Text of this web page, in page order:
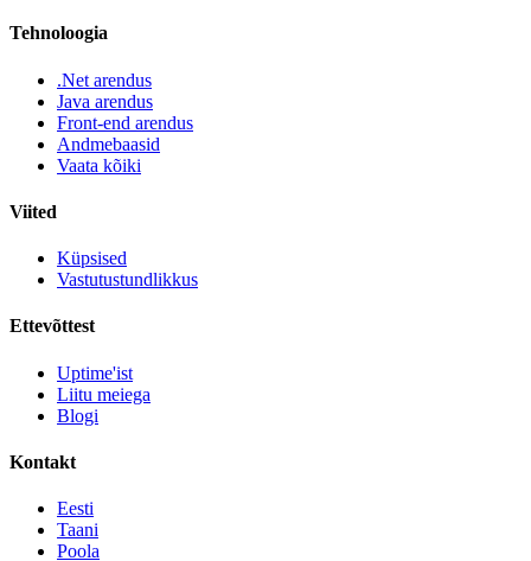
Tehnoloogia
.Net arendus
Java arendus
Front-end arendus
Andmebaasid
Vaata kõiki
Viited
Küpsised
Vastutustundlikkus
Ettevõttest
Uptime'ist
Liitu meiega
Blogi
Kontakt
Eesti
Taani
Poola